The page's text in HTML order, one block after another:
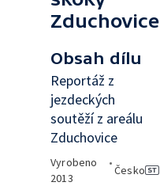
Zduchovice
Obsah dílu
Reportáž z
jezdeckých
soutěží z areálu
Zduchovice
Vyrobeno
2013
•
Česko